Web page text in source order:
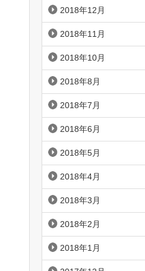
2018年12月
2018年11月
2018年10月
2018年8月
2018年7月
2018年6月
2018年5月
2018年4月
2018年3月
2018年2月
2018年1月